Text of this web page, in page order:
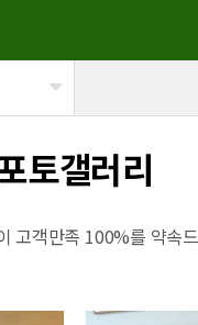
토갤러리
고객만족 100%를 약속